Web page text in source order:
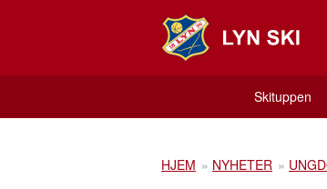
Skituppen
HJEM » NYHETER »